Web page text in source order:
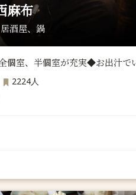
麻布
酒屋、鍋
個室、半個室が充実◆お出汁
2224人